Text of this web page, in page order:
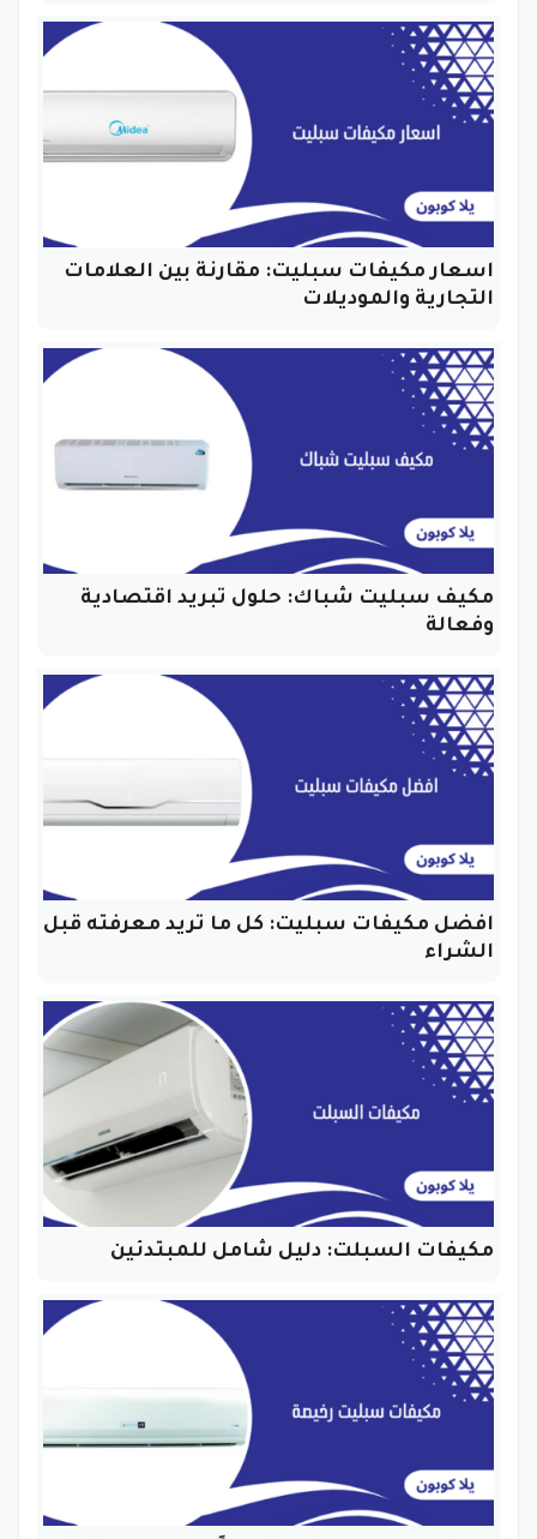
اسعار مكيفات سبليت: مقارنة بين العلامات
التجارية والموديلات
مكيف سبليت شباك: حلول تبريد اقتصادية
وفعالة
افضل مكيفات سبليت: كل ما تريد معرفته قبل
الشراء
مكيفات السبلت: دليل شامل للمبتدئين